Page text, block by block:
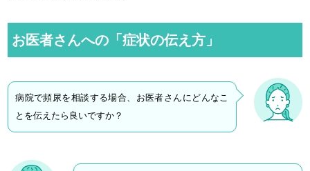
お医者さんへの「症状の伝え方」
病院で頻尿を相談する場合、お医者さんにどんなこ
とを伝えたら良いですか？